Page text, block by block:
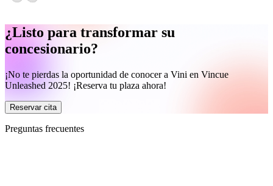
¿Listo para transformar su
concesionario?
¡No te pierdas la oportunidad de conocer a Vini en Vincue
Unleashed 2025! ¡Reserva tu plaza ahora!
Reservar cita
Preguntas frecuentes